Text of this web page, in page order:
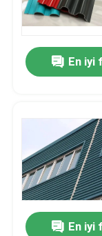
En iyi
En iyi